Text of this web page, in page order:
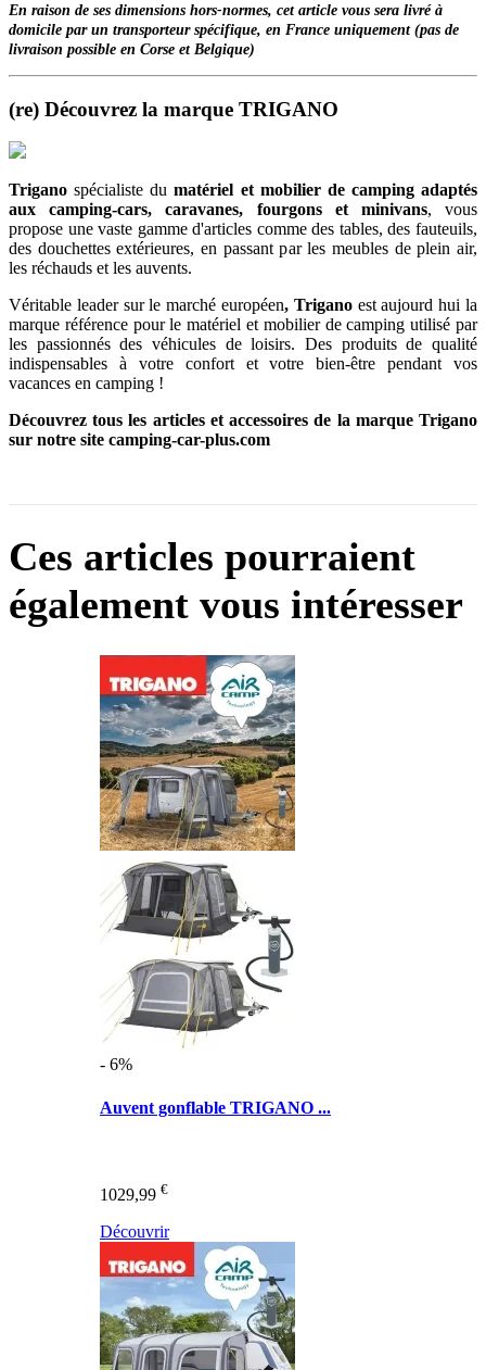
En raison de ses dimensions hors-normes, cet article vous sera livré à
domicile par un transporteur spécifique, en France uniquement (pas de
livraison possible en Corse et Belgique)
(re) Découvrez la marque TRIGANO
Trigano spécialiste dumatériel et mobilier de camping adaptés
aux camping-cars, caravanes, fourgons et minivans, vous
propose une vaste gamme d'articles comme des tables, des fauteuils,
des douchettes extérieures, en passant par les meubles de plein air,
les réchauds et les auvents.
Véritable leader sur le marché européen, Trigano est aujourd hui la
marque référence pour le matériel et mobilier de camping utilisé par
les passionnés des véhicules de loisirs. Des produits de qualité
indispensables à votre confort et votre bien-être pendant vos
vacances en camping !
Découvrez tous les articles et accessoires de la marque Trigano
sur notre site camping-car-plus.com
Ces articles pourraient
également vous intéresser
- 6%
Auvent gonflable TRIGANO ...
1029,99 €
Découvrir